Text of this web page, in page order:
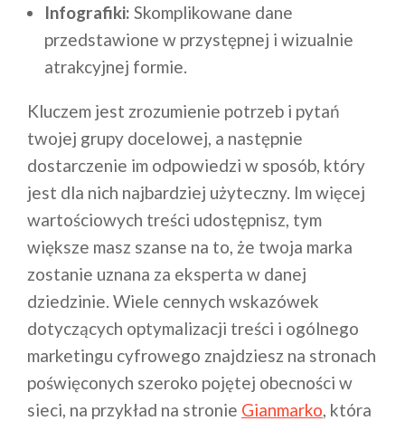
Infografiki: Skomplikowane dane
przedstawione w przystępnej i wizualnie
atrakcyjnej formie.
Kluczem jest zrozumienie potrzeb i pytań
twojej grupy docelowej, a następnie
dostarczenie im odpowiedzi w sposób, który
jest dla nich najbardziej użyteczny. Im więcej
wartościowych treści udostępnisz, tym
większe masz szanse na to, że twoja marka
zostanie uznana za eksperta w danej
dziedzinie. Wiele cennych wskazówek
dotyczących optymalizacji treści i ogólnego
marketingu cyfrowego znajdziesz na stronach
poświęconych szeroko pojętej obecności w
sieci, na przykład na stronie Gianmarko, która